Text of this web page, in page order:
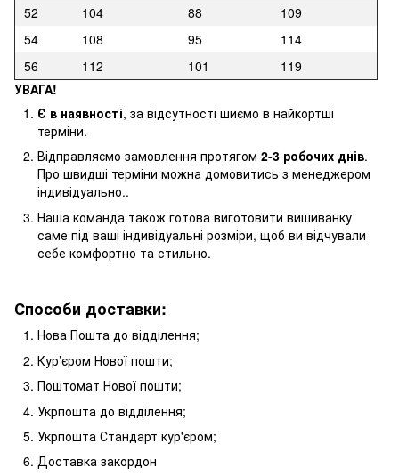
52
104 88
109
54
108 95
114
56
112 101
119
УВАГА!
Є в наявності, за відсутності шиємо в найкортші
терміни.
Відправляємо замовлення протягом 2-3 робочих днів.
Про швидші терміни можна домовитись з менеджером
індивідуально..
Наша команда також готова виготовити вишиванку
саме під ваші індивідуальні розміри, щоб ви відчували
себе комфортно та стильно.
Способи доставки:
Нова Пошта до відділення;
Кур’єром Нової пошти;
Поштомат Нової пошти;
Укрпошта до відділення;
Укрпошта Стандарт кур'єром;
Доставка закордон